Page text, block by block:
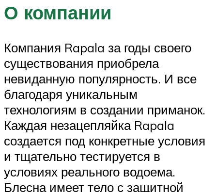
О компании
Компания Rapala за годы своего
существования приобрела
невиданную популярность. И все
благодаря уникальным
технологиям в создании приманок.
Каждая незацепляйка Rapala
создается под конкретные условия
и тщательно тестируется в
условиях реального водоема.
Блесна имеет тело с защитной